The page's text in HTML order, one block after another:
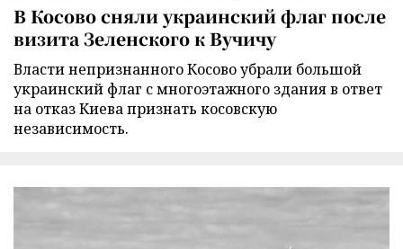
В Косово сняли украинский флаг после
визита Зеленского к Вучичу
Власти непризнанного Косово убрали большой
украинский флаг с многоэтажного здания в ответ
на отказ Киева признать косовскую
независимость.